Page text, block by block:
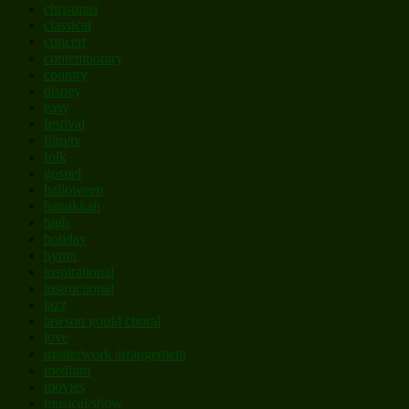
christmas
classical
concert
contemporary
country
disney
easy
festival
film/tv
folk
gospel
halloween
hanukkah
high
holiday
hymn
inspirational
instructional
jazz
lawson gould choral
love
masterwork arrangement
medium
movies
musical/show